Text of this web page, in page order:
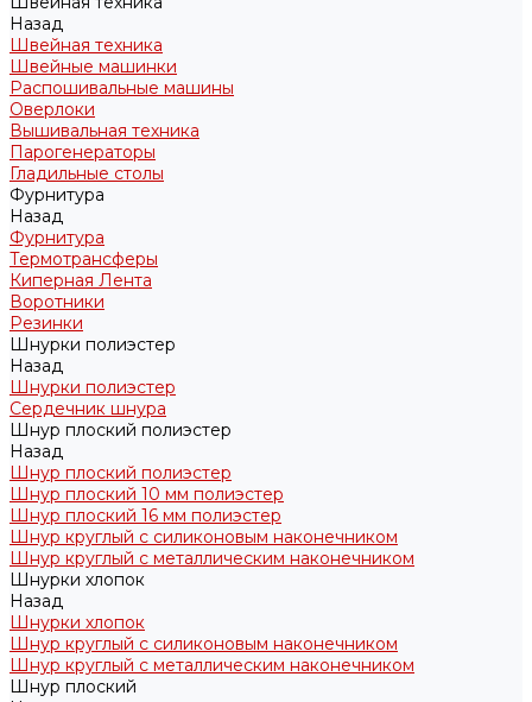
Назад
Швейная техника
Швейные машинки
Распошивальные машины
Оверлоки
Вышивальная техника
Парогенераторы
Гладильные столы
Фурнитура
Назад
Фурнитура
Термотрансферы
Киперная Лента
Воротники
Резинки
Шнурки полиэстер
Назад
Шнурки полиэстер
Сердечник шнура
Шнур плоский полиэстер
Назад
Шнур плоский полиэстер
Шнур плоский 10 мм полиэстер
Шнур плоский 16 мм полиэстер
Шнур круглый с силиконовым наконечником
Шнур круглый с металлическим наконечником
Шнурки хлопок
Назад
Шнурки хлопок
Шнур круглый с силиконовым наконечником
Шнур круглый с металлическим наконечником
Шнур плоский